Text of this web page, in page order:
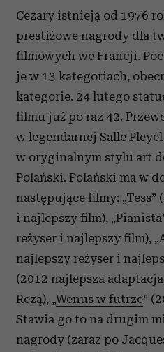
Cezary istnieją od 1976
prestiżowe nagrody dla
filmowych we Francji.
je w 13 kategoriach,
kategorie. 24 lutego
filmu już po raz 42.
w legendarnej Salle
w oryginalnym stylu art
Polański. Polański ma w
następujące filmy: „Tess”
i najlepszy film),
reżyser i najlepszy film),
najlepszy reżyser i
(2012 najlepsza
Rezą), „Wenus w futrze”
Stawia go to na drugim
nagrody (zaraz po